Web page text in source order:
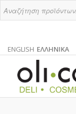
ENGLISH
ΑΓΓΛΙΚΑ
ΕΛΛΗΝΙΚΑ
ΕΛΛΗΝΙΚΑ
EL